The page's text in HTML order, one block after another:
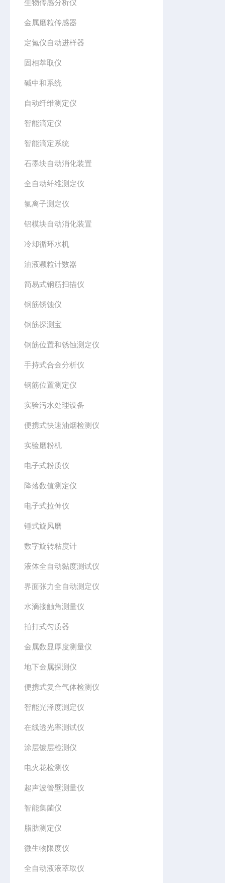
生物传感分析仪
金属磨粒传感器
定氮仪自动进样器
固相萃取仪
碱中和系统
自动纤维测定仪
智能滴定仪
智能滴定系统
石墨块自动消化装置
全自动纤维测定仪
氯离子测定仪
铝模块自动消化装置
冷却循环水机
油液颗粒计数器
简易式钢筋扫描仪
钢筋锈蚀仪
钢筋探测宝
钢筋位置和锈蚀测定仪
手持式合金分析仪
钢筋位置测定仪
实验污水处理设备
便携式快速油烟检测仪
实验磨粉机
电子式粉质仪
降落数值测定仪
电子式拉伸仪
锤式旋风磨
数字旋转粘度计
液体全自动黏度测试仪
界面张力全自动测定仪
水滴接触角测量仪
拍打式匀质器
金属数显厚度测量仪
地下金属探测仪
便携式复合气体检测仪
智能光泽度测定仪
在线透光率测试仪
涂层镀层检测仪
电火花检测仪
超声波管壁测量仪
智能集菌仪
脂肪测定仪
微生物限度仪
全自动液液萃取仪